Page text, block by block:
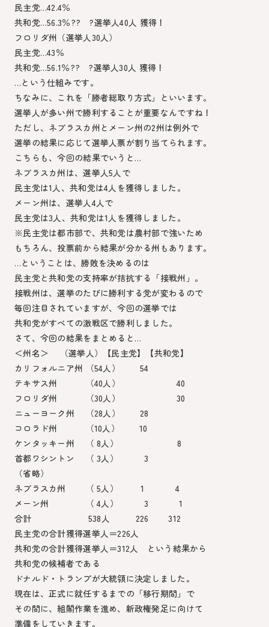
民主党…42.4％
共和党…56.3％?? ?選挙人40人 獲得！
フロリダ州（選挙人30人）
民主党…43％
共和党…56.1％?? ?選挙人30人 獲得！
…という仕組みです。
ちなみに、これを「勝者総取り方式」といいます。
選挙人が多い州で勝利することが重要なんですね！
ただし、ネブラスカ州とメーン州の2州は例外で
選挙の結果に応じて選挙人票が割り当てられます。
こちらも、今回の結果でいうと…
ネブラスカ州は、選挙人5人で
民主党は1人、共和党は4人を獲得しました。
メーン州は、選挙人4人で
民主党は3人、共和党は1人を獲得しました。
※民主党は都市部で、共和党は農村部で強いため
もちろん、投票前から結果が分かる州もあります。
…ということは、勝敗を決めるのは
民主党と共和党の支持率が拮抗する「接戦州」。
接戦州は、選挙のたびに勝利する党が変わるので
毎回注目されていますが、今回の選挙では
共和党がすべての激戦区で勝利しました。
さて、今回の結果をまとめると…
＜州名＞ （選挙人）【民主党】【共和党】
カリフォルニア州 （54人） 54
テキサス州 （40人） 40
フロリダ州 （30人） 30
ニューヨーク州 （28人） 28
コロラド州 （10人） 10
ケンタッキー州 （ 8人） 8
首都ワシントン （ 3人） 3
（省略）
ネブラスカ州 （ 5人） 1 4
メーン州 （ 4人） 3 1
合計 538人 226 312
民主党の合計獲得選挙人＝226人
共和党の合計獲得選挙人＝312人 という結果から
共和党の候補者である
ドナルド・トランプが大統領に決定しました。
現在は、正式に就任するまでの「移行期間」で
その間に、組閣作業を進め、新政権発足に向けて
準備をしていきます。